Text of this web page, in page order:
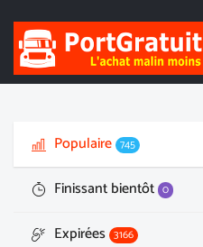
Populaire 745
Finissant bientôt 0
Expirées 3166